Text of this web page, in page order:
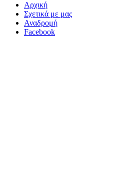
Αρχική
Σχετικά με μας
Αναδρομή
Facebook